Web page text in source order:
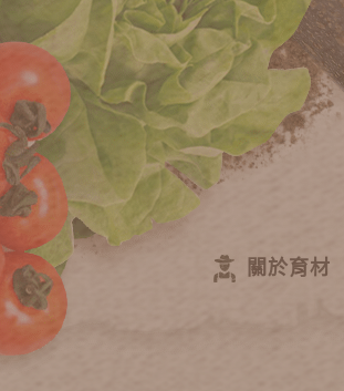
關於育材